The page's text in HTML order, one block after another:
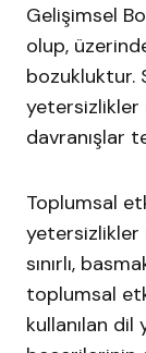
Gelişimsel
olup,
bozukluktur.
yetersizlikler
davranışlar
Toplumsal
yetersizlikler
sınırlı,
toplumsal
kullanılan